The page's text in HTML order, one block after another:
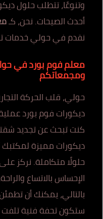
وتنوعًا، تتطلب حلول
أحدث الصيحات. نحن، كـ
نقدم في حولي خدمات
معلم فوم بورد في
ومجمعاتكم
حولي، قلب الحركة
ديكورات فوم بورد
كنت تبحث عن تجديد
ديكورات مميزة لمكتبك
حلولًا متكاملة. نركز
الإحساس بالاتساع
بالتالي، يمكنك أن
ستكون تحفة فنية تلفت